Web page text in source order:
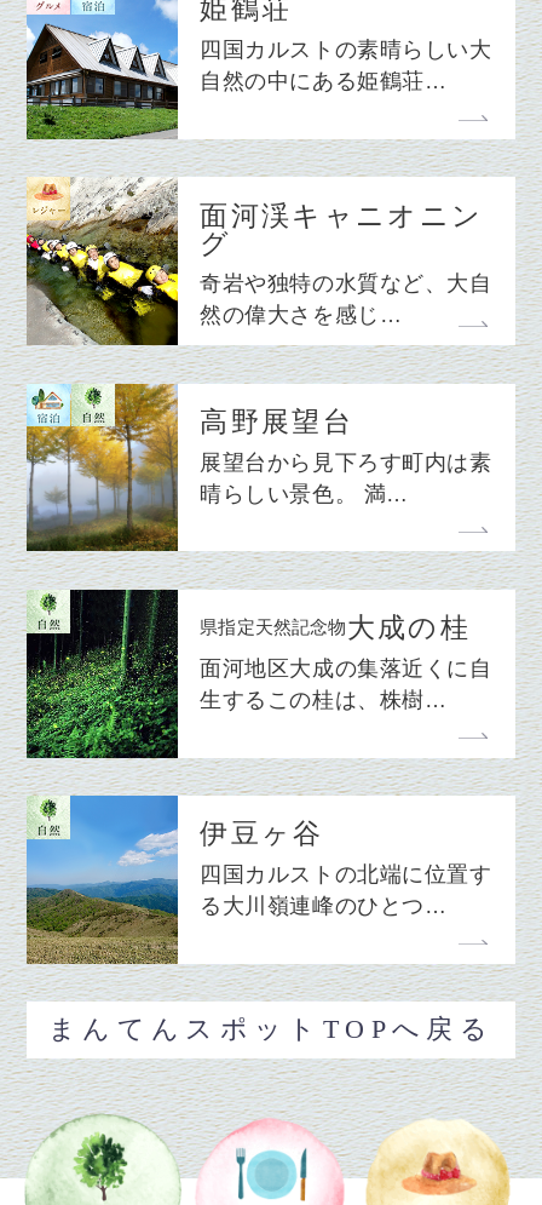
姫鶴荘
四国カルストの素晴らしい大
自然の中にある姫鶴荘…
面河渓キャニオニン
グ
奇岩や独特の水質など、大自
然の偉大さを感じ…
高野展望台
展望台から見下ろす町内は素
晴らしい景色。 満…
県指定天然記念物大成の桂
面河地区大成の集落近くに自
生するこの桂は、株樹…
伊豆ヶ谷
四国カルストの北端に位置す
る大川嶺連峰のひとつ…
まんてんスポットTOPへ戻る